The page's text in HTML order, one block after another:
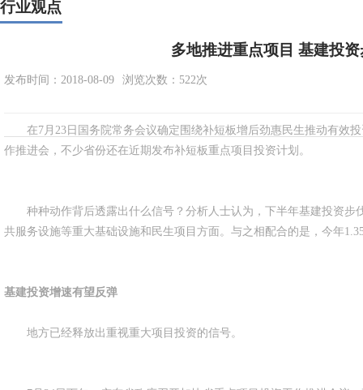
行业观点
多地推进重点项目 基建投
发布时间：2018-08-09 浏览次数： 522次
在7月23日国务院常务会议确定围绕补短板增后劲惠民生推动有效投
作推进会，不少省份还在近期发布补短板重点项目投资计划。
种种动作背后透露出什么信号？分析人士认为，下半年基建投资步
共服务设施等重大基础设施和民生项目方面。与之相配合的是，今年
基建投资增速有望反弹
地方已经释放出重视重大项目投资的信号。